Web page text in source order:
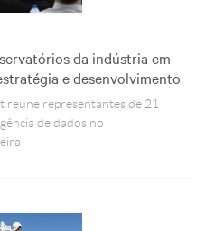
da indústria em
e desenvolvimento
reúne representantes de 21
de dados no